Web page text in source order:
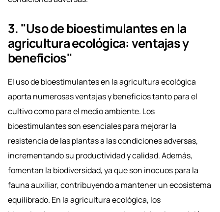
3. "Uso de bioestimulantes en la
agricultura ecológica: ventajas y
beneficios"
El uso de bioestimulantes en la agricultura ecológica
aporta numerosas ventajas y beneficios tanto para el
cultivo como para el medio ambiente. Los
bioestimulantes son esenciales para mejorar la
resistencia de las plantas a las condiciones adversas,
incrementando su productividad y calidad. Además,
fomentan la biodiversidad, ya que son inocuos para la
fauna auxiliar, contribuyendo a mantener un ecosistema
equilibrado. En la agricultura ecológica, los